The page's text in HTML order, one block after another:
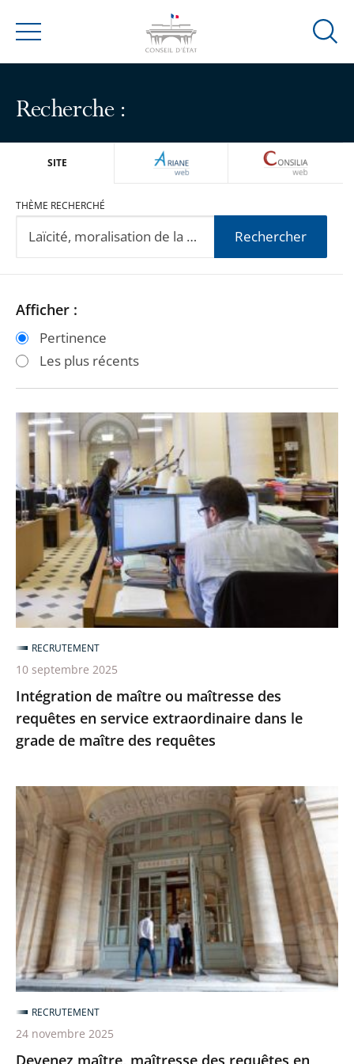
Menu
Ouvrir
Recherche :
SITE ARIANEWEB
THÈME RECHERCHÉ
Rechercher
Passer
les
filtres
après
Passer
les
filtres
avant
Afficher :
Pertinence
Les plus récents
Intégration
maître
ou
maîtresse
des
requêtes
en
service
extraordinaire
dans
le
grade
maître
des
Intégration de maître ou maîtresse des
requêtes en service extraordinaire dans le
grade de maître des requêtes
RECRUTEMENT
10 septembre 2025
Devenez
maître,
maîtresse
des
requêtes
en
service
extraordinaire
«
voie
action
publique
Devenez maître, maîtresse des requêtes en
RECRUTEMENT
24 novembre 2025